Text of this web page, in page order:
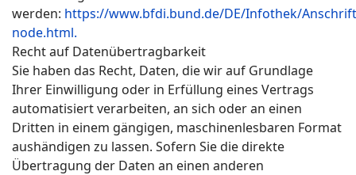
werden: https://www.bfdi.bund.de/DE/Infothek/
node.html.
Recht auf Datenübertragbarkeit
Sie haben das Recht, Daten, die wir auf Grundlage
Ihrer Einwilligung oder in Erfüllung eines Vertrags
automatisiert verarbeiten, an sich oder an einen
Dritten in einem gängigen, maschinenlesbaren Format
aushändigen zu lassen. Sofern Sie die direkte
Übertragung der Daten an einen anderen